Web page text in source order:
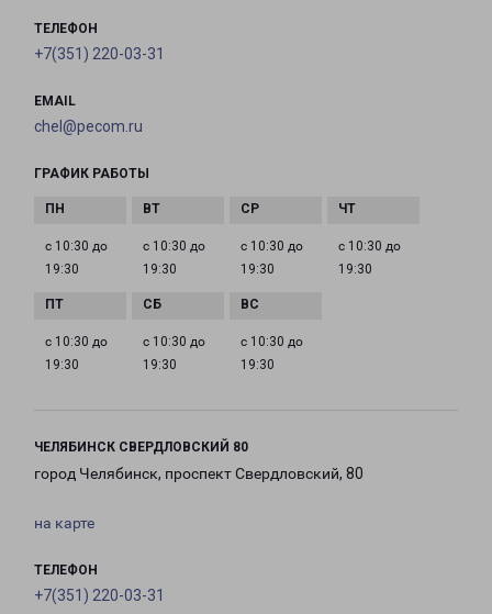
ТЕЛЕФОН
+7(351) 220-03-31
EMAIL
chel@pecom.ru
ГРАФИК РАБОТЫ
с 10:30 до
19:30
с 10:30 до
19:30
с 10:30 до
19:30
с 10:30 до
19:30
с 10:30 до
19:30
с 10:30 до
19:30
с 10:30 до
19:30
ЧЕЛЯБИНСК СВЕРДЛОВСКИЙ 80
город Челябинск, проспект Свердловский, 80
на карте
ТЕЛЕФОН
+7(351) 220-03-31